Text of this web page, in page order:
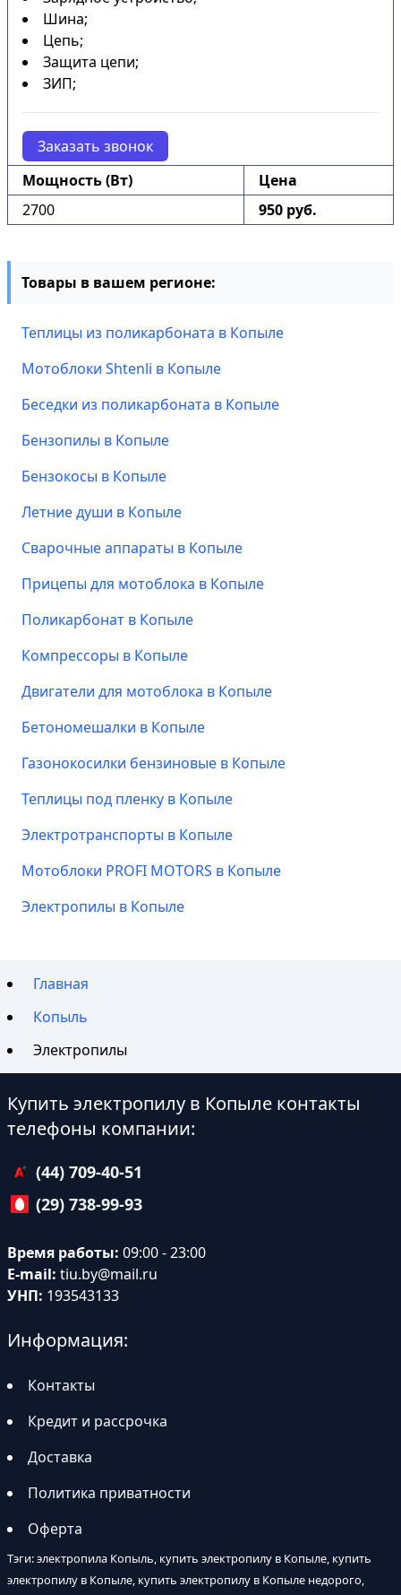
Шина;
Цепь;
Защита цепи;
ЗИП;
Заказать звонок
Мощность (Вт)
Цена
2700
950 руб.
Товары в вашем регионе:
Теплицы из поликарбоната в Копыле
Мотоблоки Shtenli в Копыле
Беседки из поликарбоната в Копыле
Бензопилы в Копыле
Бензокосы в Копыле
Летние души в Копыле
Сварочные аппараты в Копыле
Прицепы для мотоблока в Копыле
Поликарбонат в Копыле
Компрессоры в Копыле
Двигатели для мотоблока в Копыле
Бетономешалки в Копыле
Газонокосилки бензиновые в Копыле
Теплицы под пленку в Копыле
Электротранспорты в Копыле
Мотоблоки PROFI MOTORS в Копыле
Электропилы в Копыле
Главная
Копыль
Электропилы
Купить электропилу в Копыле контакты
телефоны компании:
(44) 709-40-51
(29) 738-99-93
Время работы: 09:00 - 23:00
E-mail: tiu.by@mail.ru
УНП: 193543133
Информация:
Контакты
Кредит и рассрочка
Доставка
Политика приватности
Оферта
Тэги: электропила Копыль, купить электропилу в Копыле, купить
электропилу в Копыле, купить электропилу в Копыле недорого,